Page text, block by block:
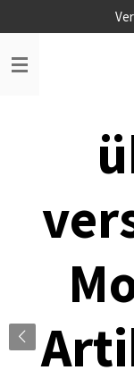
Hauptinhalt
springen